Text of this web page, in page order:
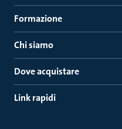
Formazione
Chi siamo
Dove acquistare
Link rapidi